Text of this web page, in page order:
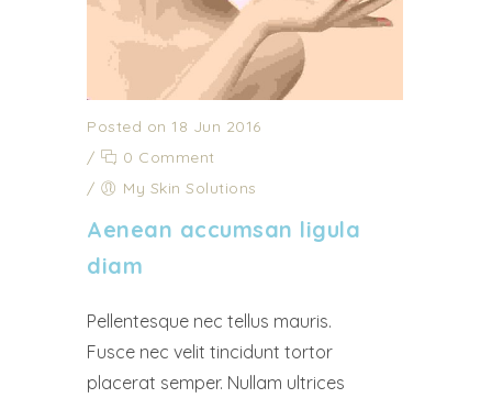
Posted on 18 Jun 2016
/
0 Comment
/
My Skin Solutions
Aenean accumsan ligula
diam
Pellentesque nec tellus mauris.
Fusce nec velit tincidunt tortor
placerat semper. Nullam ultrices